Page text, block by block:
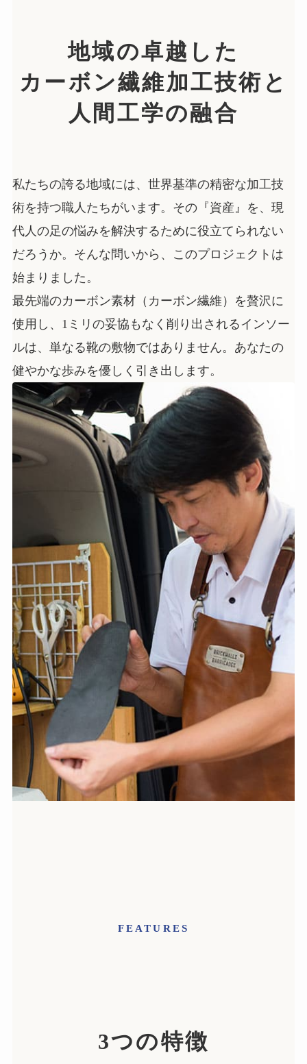
地域の卓越した
カーボン繊維加工技術と
人間工学の融合
私たちの誇る地域には、世界基準の精密な加工技
術を持つ職人たちがいます。その『資産』を、現
代人の足の悩みを解決するために役立てられない
だろうか。そんな問いから、このプロジェクトは
始まりました。
最先端のカーボン素材（カーボン繊維）を贅沢に
使用し、1ミリの妥協もなく削り出されるインソー
ルは、単なる靴の敷物ではありません。あなたの
健やかな歩みを優しく引き出します。
FEATURES
3つの特徴